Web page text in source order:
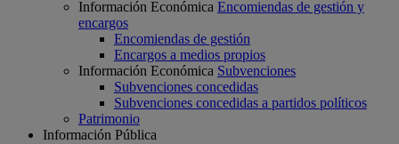
Información Económica Encomiendas de gestión y
encargos
Encomiendas de gestión
Encargos a medios propios
Información Económica Subvenciones
Subvenciones concedidas
Subvenciones concedidas a partidos políticos
Patrimonio
Información Pública